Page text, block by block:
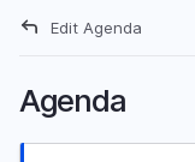
Aller
principal
Edit Agenda
Agenda